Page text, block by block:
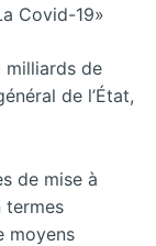
Covid-19»
milliards de
de l’État,
de mise à
termes
moyens